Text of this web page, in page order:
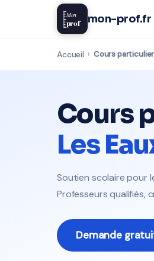
Mon
prof mon-prof.fr
Accueil › Cours
Cours
Les
Soutien scolaire pour
Professeurs qualifiés,
Demande